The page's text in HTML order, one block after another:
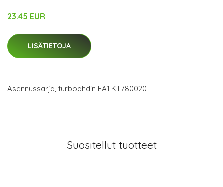
23.45 EUR
LISÄTIETOJA
Asennussarja, turboahdin FA1 KT780020
Suositellut tuotteet